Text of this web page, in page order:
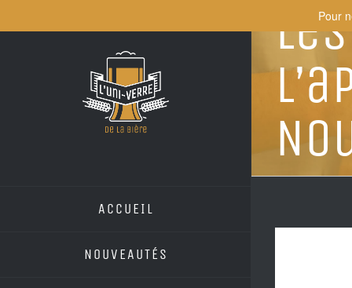
to
ACCUEIL
NOUVEAUTÉS
Pour